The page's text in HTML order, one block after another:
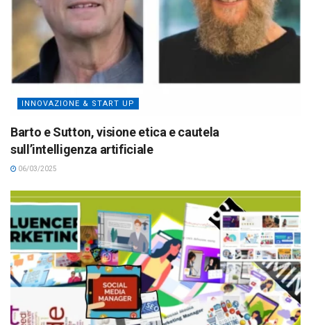
INNOVAZIONE & START UP
Barto e Sutton, visione etica e cautela
sull’intelligenza artificiale
06/03/2025